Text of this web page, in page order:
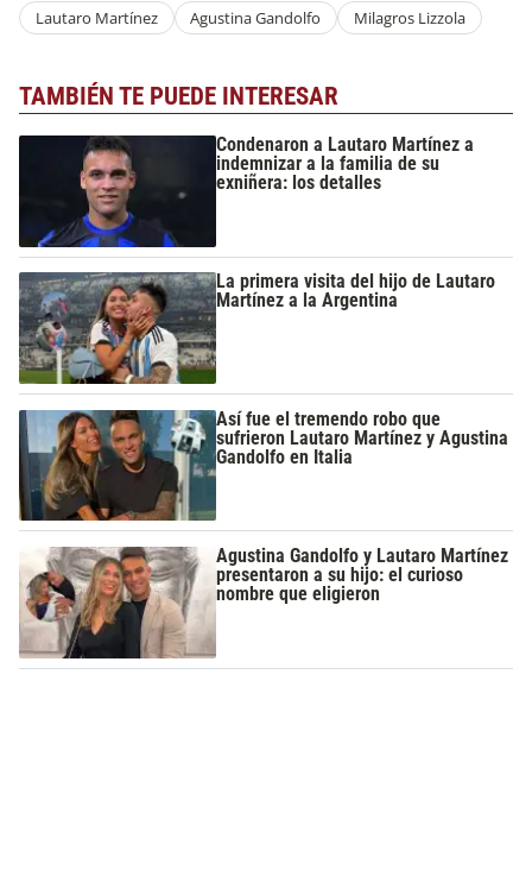
Lautaro Martínez Agustina Gandolfo Milagros Lizzola
TAMBIÉN TE PUEDE INTERESAR
Condenaron a Lautaro Martínez a
indemnizar a la familia de su
exniñera: los detalles
La primera visita del hijo de Lautaro
Martínez a la Argentina
Así fue el tremendo robo que
sufrieron Lautaro Martínez y Agustina
Gandolfo en Italia
Agustina Gandolfo y Lautaro Martínez
presentaron a su hijo: el curioso
nombre que eligieron